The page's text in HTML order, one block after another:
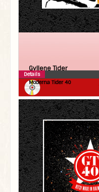
Gyllene Tider
Moderna Tider 40
Details